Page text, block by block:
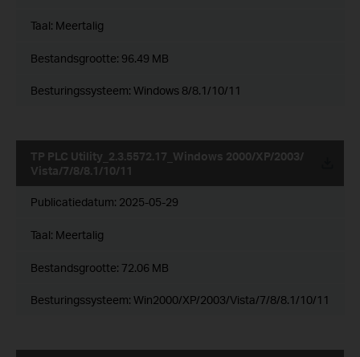
Taal: Meertalig
Bestandsgrootte: 96.49 MB
Besturingssysteem: Windows 8/8.1/10/11
TP PLC Utility_2.3.5572.17_Windows 2000/XP/2003/
Vista/7/8/8.1/10/11
Publicatiedatum: 2025-05-29
Taal: Meertalig
Bestandsgrootte: 72.06 MB
Besturingssysteem: Win2000/XP/2003/Vista/7/8/8.1/10/11